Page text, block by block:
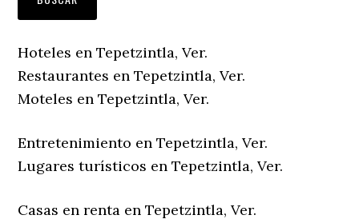
Hoteles en Tepetzintla, Ver.
Restaurantes en Tepetzintla, Ver.
Moteles en Tepetzintla, Ver.
Entretenimiento en Tepetzintla, Ver.
Lugares turísticos en Tepetzintla, Ver.
Casas en renta en Tepetzintla, Ver.